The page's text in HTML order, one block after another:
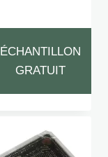
ÉCHANTILLON
GRATUIT